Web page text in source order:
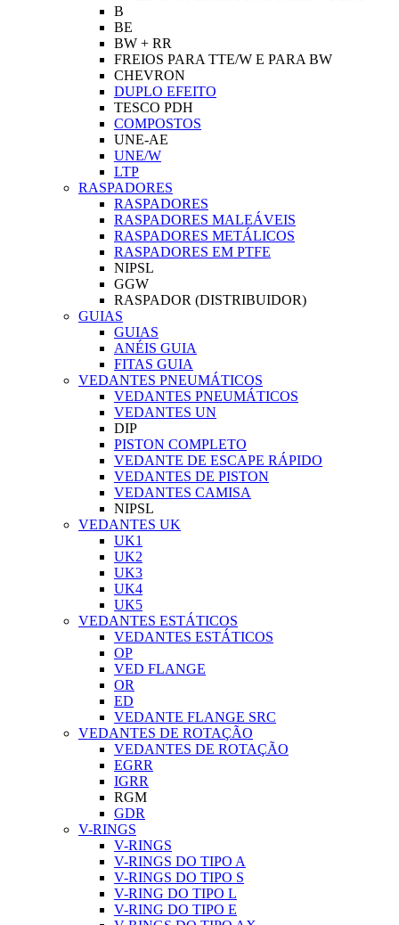
B
BE
BW + RR
FREIOS PARA TTE/W E PARA BW
CHEVRON
DUPLO EFEITO
TESCO PDH
COMPOSTOS
UNE-AE
UNE/W
LTP
RASPADORES
RASPADORES
RASPADORES MALEÁVEIS
RASPADORES METÁLICOS
RASPADORES EM PTFE
NIPSL
GGW
RASPADOR (DISTRIBUIDOR)
GUIAS
GUIAS
ANÉIS GUIA
FITAS GUIA
VEDANTES PNEUMÁTICOS
VEDANTES PNEUMÁTICOS
VEDANTES UN
DIP
PISTON COMPLETO
VEDANTE DE ESCAPE RÁPIDO
VEDANTES DE PISTON
VEDANTES CAMISA
NIPSL
VEDANTES UK
UK1
UK2
UK3
UK4
UK5
VEDANTES ESTÁTICOS
VEDANTES ESTÁTICOS
OP
VED FLANGE
OR
ED
VEDANTE FLANGE SRC
VEDANTES DE ROTAÇÃO
VEDANTES DE ROTAÇÃO
EGRR
IGRR
RGM
GDR
V-RINGS
V-RINGS
V-RINGS DO TIPO A
V-RINGS DO TIPO S
V-RING DO TIPO L
V-RING DO TIPO E